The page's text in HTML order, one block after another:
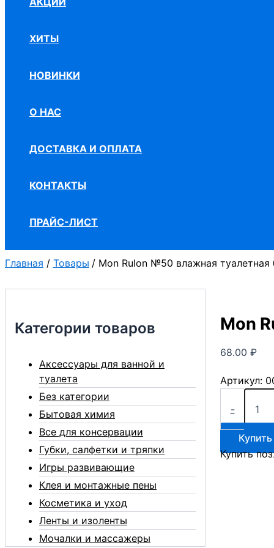
ХИТЫ
НОВИНКИ
О НАС
ДОСТАВКА И ОПЛАТА
КОНТАКТЫ
ПРАЙС-ЛИСТ
Главная Товары Mon Rulon №50 влажная туалетная
Категории товаров
Аксессуары для ванной и
туалета
Без категории
Бытовая химия
Все для консервации
Губки, салфетки и тряпки
Игры развивающие
Клея и монтажные пены
Косметика и уход
Ленты и изоленты
Мочалки и массажеры
Mon
68.00 ₽
Артикул:
-
Количество
Rulon
№50
влажная
Купить